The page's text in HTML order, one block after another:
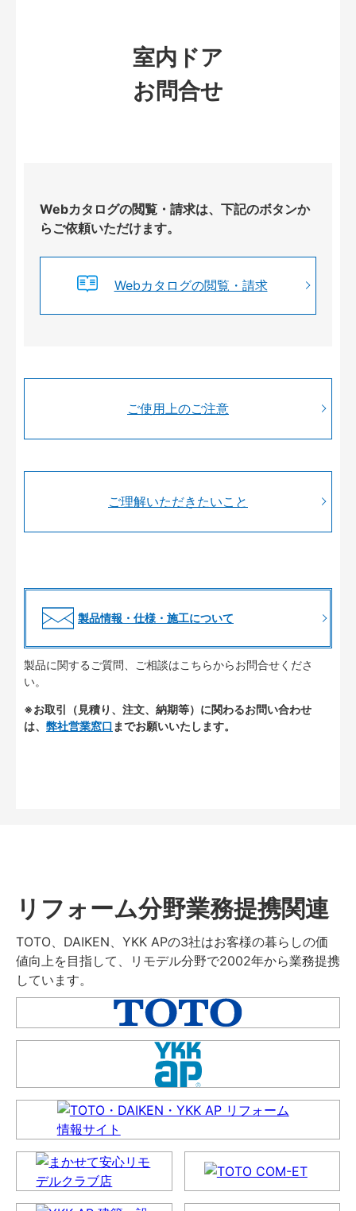
室内ドア
お問合せ
Webカタログの閲覧・請求は、下記のボタンか
らご依頼いただけます。
Webカタログの閲覧・請求
ご使用上のご注意
ご理解いただきたいこと
製品情報・仕様・施工について
製品に関するご質問、ご相談はこちらからお問合せくださ
い。
※お取引（見積り、注文、納期等）に関わるお問い合わせ
は、 弊社営業窓口 までお願いいたします。
リフォーム分野業務提携関連
TOTO、DAIKEN、YKK APの3社はお客様の暮らしの価
値向上を目指して、リモデル分野で2002年から業務提携
しています。